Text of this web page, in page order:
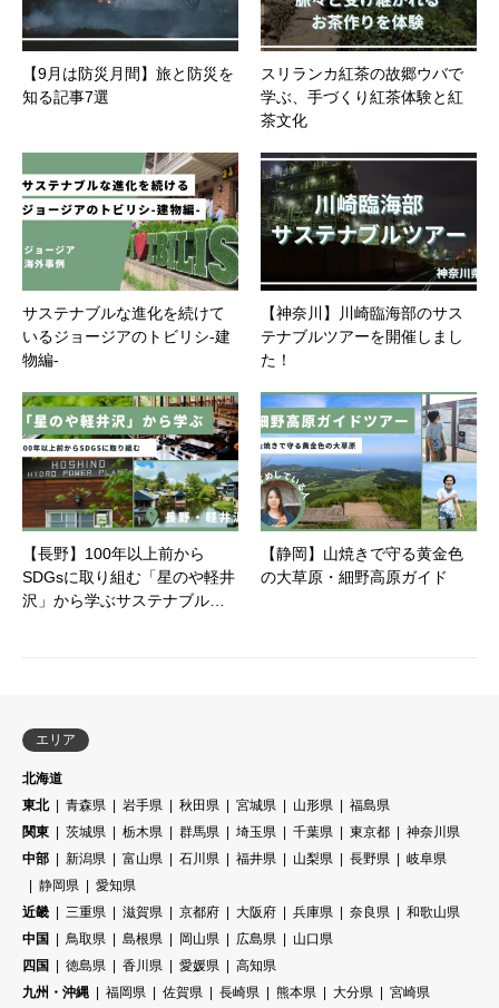
【9月は防災月間】旅と防災を
知る記事7選
スリランカ紅茶の故郷ウバで
学ぶ、手づくり紅茶体験と紅
茶文化
サステナブルな進化を続けて
いるジョージアのトビリシ-建
物編-
【神奈川】川崎臨海部のサス
テナブルツアーを開催しまし
た！
【長野】100年以上前から
SDGsに取り組む「星のや軽井
沢」から学ぶサステナブル…
【静岡】山焼きで守る黄金色
の大草原・細野高原ガイド
エリア
北海道
東北
青森県 岩手県 秋田県 宮城県 山形県
福島県
関東
茨城県 栃木県 群馬県 埼玉県 千葉県 東京都
神奈川県
中部
新潟県 富山県 石川県 福井県 山梨県 長野県
岐阜県
静岡県
愛知県
近畿
三重県 滋賀県 京都府 大阪府 兵庫県 奈良県
和歌山県
中国
鳥取県 島根県 岡山県 広島県
山口県
四国
徳島県 香川県 愛媛県
高知県
九州・沖縄
福岡県 佐賀県 長崎県 熊本県 大分県
宮崎県